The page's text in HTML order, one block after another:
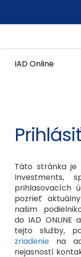
IAD Online
Táto stránka je
Investments,
prihlasovacích
pozrieť
našim
do IAD
tejto služby,
zriadenie na
nejasností